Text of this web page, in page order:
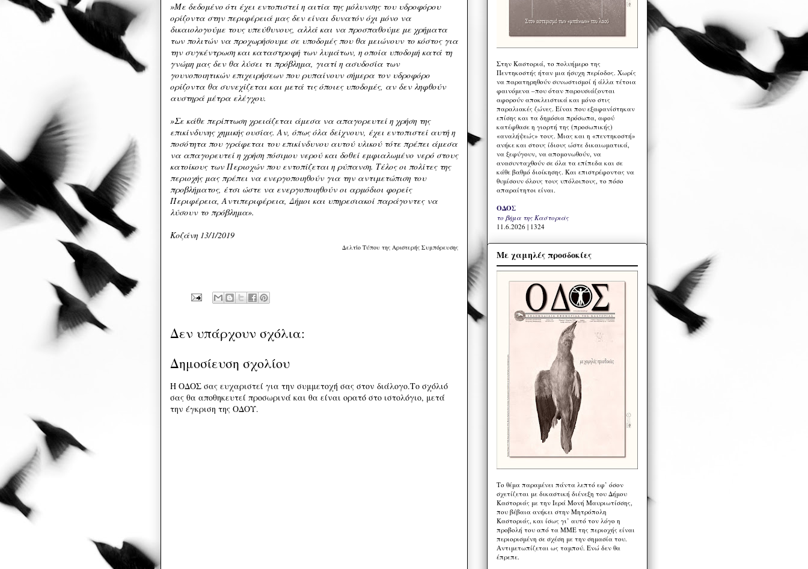
»Με δεδομένο ότι έχει εντοπιστεί η αιτία της μόλυνσης του υδροφόρου
ορίζοντα στην περιφέρειά μας δεν είναι δυνατόν όχι μόνο να
δικαιολογούμε τους υπεύθυνους, αλλά και να προσπαθούμε με χρήματα
των πολιτών να προχωρήσουμε σε υποδομές που θα μειώνουν το κόστος για
την συγκέντρωση και καταστροφή των λυμάτων, η οποία υποδομή κατά τη
γνώμη μας δεν θα λύσει τι πρόβλημα, γιατί η ασυδοσία των
γουνοποιητικών επιχειρήσεων που ρυπαίνουν σήμερα τον υδροφόρο
ορίζοντα θα συνεχίζεται και μετά τις όποιες υποδομές, αν δεν ληφθούν
αυστηρά μέτρα ελέγχου.
»Σε κάθε περίπτωση χρειάζεται άμεσα να απαγορευτεί η χρήση της
επικίνδυνης χημικής ουσίας. Αν, όπως όλα δείχνουν, έχει εντοπιστεί αυτή η
ποσότητα που γράφεται του επικίνδυνου αυτού υλικού τότε πρέπει άμεσα
να απαγορευτεί η χρήση πόσιμου νερού και δοθεί εμφιαλωμένο νερό στους
κατοίκους των Περιοχών που εντοπίζεται η ρύπανση. Τέλος οι πολίτες της
περιοχής μας πρέπει να ενεργοποιηθούν για την αντιμετώπιση του
προβλήματος, έτσι ώστε να ενεργοποιηθούν οι αρμόδιοι φορείς
Περιφέρεια, Αντιπεριφέρεια, Δήμοι και υπηρεσιακοί παράγοντες να
λύσουν το πρόβλημα».
Κοζάνη 13/1/2019
Δελτίο Τύπου της Αριστερής Συμπόρευσης
Δεν υπάρχουν σχόλια:
Δημοσίευση σχολίου
Η ΟΔΟΣ σας ευχαριστεί για την συμμετοχή σας στον διάλογο.Το σχόλιό
σας θα αποθηκευτεί προσωρινά και θα είναι ορατό στο ιστολόγιο, μετά
την έγκριση της ΟΔΟΥ.
Στην Καστοριά, το πολυήμερο της
Πεντηκοστής ήταν μια ήσυχη περίοδος. Χωρίς
να παρατηρηθούν συνωστισμοί ή άλλα τέτοια
φαινόμενα –που όταν παρουσιάζονται
αφορούν αποκλειστικά και μόνο στις
παραλιακές ζώνες. Είναι που εξαφανίστηκαν
επίσης και τα δημόσια πρόσωπα, αφού
κατέφθασε η γιορτή της (προσωπικής)
«αναλήψεώς» τους. Μιας και η «πεντηκοστή»
ανήκε και στους ίδιους ώστε δικαιωματικά,
να ξεφύγουν, να απομονωθούν, να
ανασυνταχθούν σε όλα τα επίπεδα και σε
κάθε βαθμό διοίκησης. Και επιστρέφοντας να
θυμίσουν όλους τους υπόλοιπους, το πόσο
απαραίτητοι είναι.
ΟΔΟΣ
το βήμα της Καστοριάς
11.6.2026 | 1324
Με χαμηλές προσδοκίες
Το θέμα παραμένει πάντα λεπτό εφ’ όσον
σχετίζεται με δικαστική διένεξη του Δήμου
Καστοριάς με την Ιερά Μονή Μαυριωτίσσης,
που βέβαια ανήκει στην Μητρόπολη
Καστοριάς, και ίσως γι’ αυτό τον λόγο η
προβολή του από τα ΜΜΕ της περιοχής είναι
περιορισμένη σε σχέση με την σημασία του.
Αντιμετωπίζεται ως ταμπού. Ενώ δεν θα
έπρεπε.